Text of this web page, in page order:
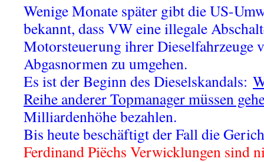
Wenige Monate später gibt die US-
bekannt, dass VW eine illegale
Motorsteuerung ihrer Dieselfahrzeuge
Abgasnormen zu umgehen.
Es ist der Beginn des Dieselskandals:
Reihe anderer Topmanager müssen
Milliardenhöhe bezahlen.
Bis heute beschäftigt der Fall die
Ferdinand Piëchs Verwicklungen sind